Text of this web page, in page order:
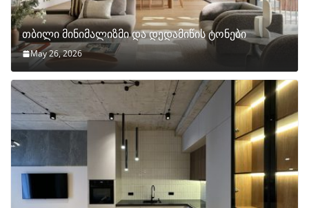
თბილი მინიმალიზმი და დედამიწის ტონები
May 26, 2026